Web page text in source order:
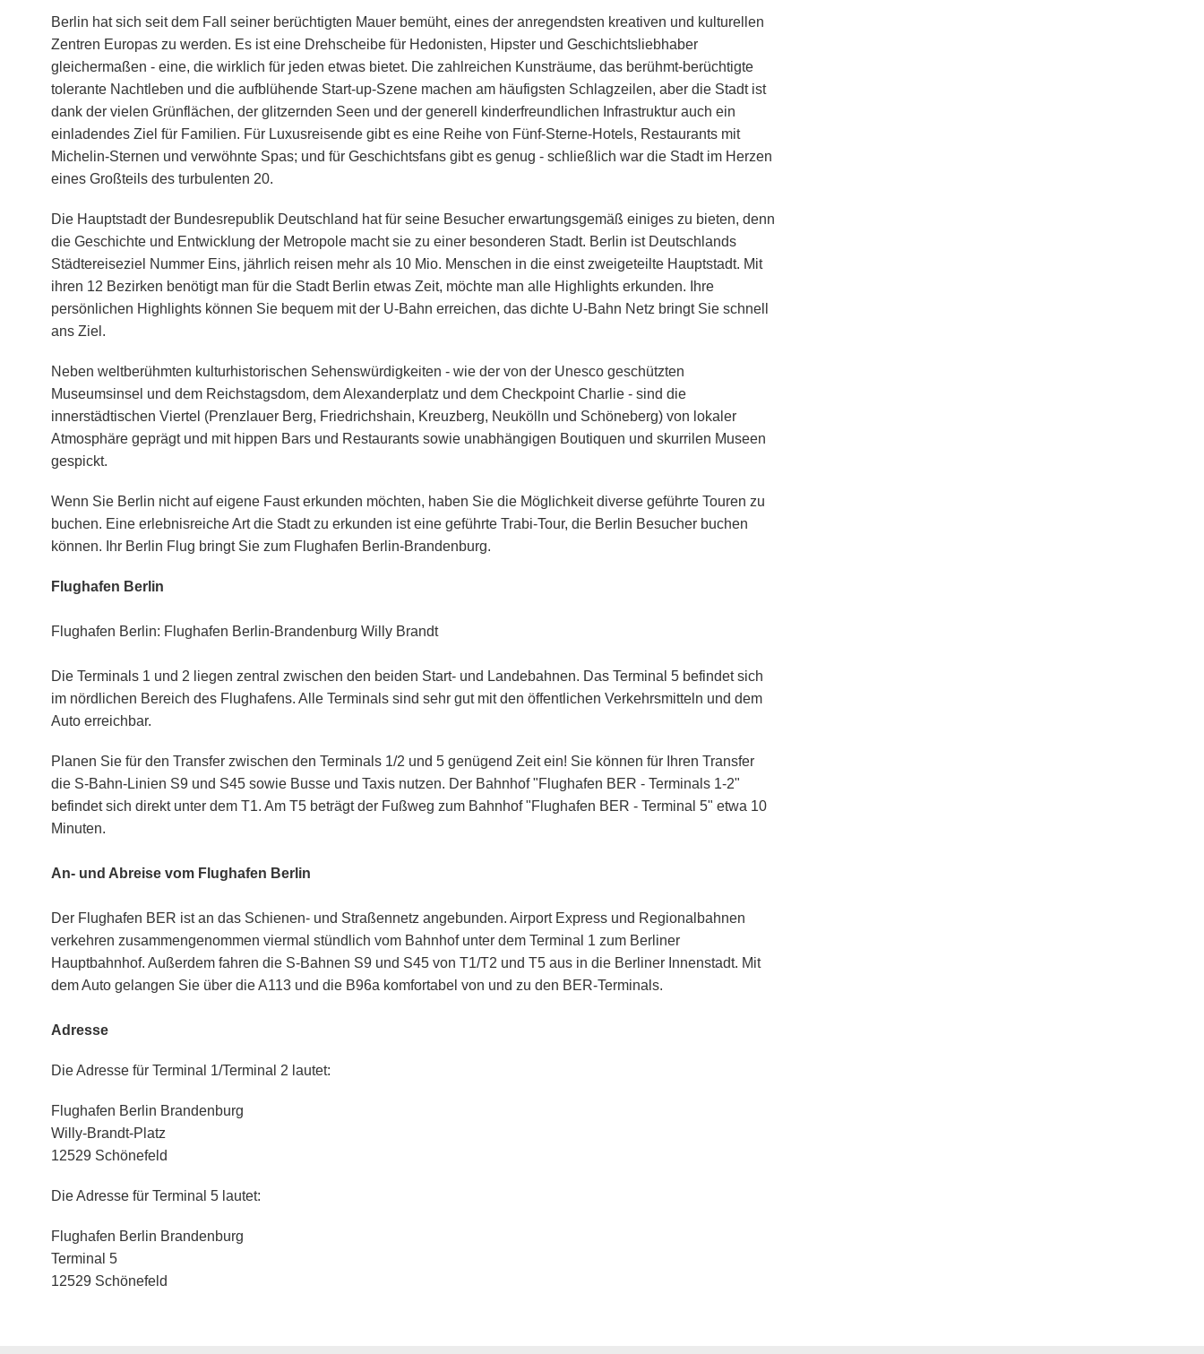
Berlin hat sich seit dem Fall seiner berüchtigten Mauer bemüht, eines der anregendsten kreativen und kulturellen
Zentren Europas zu werden. Es ist eine Drehscheibe für Hedonisten, Hipster und Geschichtsliebhaber
gleichermaßen - eine, die wirklich für jeden etwas bietet. Die zahlreichen Kunsträume, das berühmt-berüchtigte
tolerante Nachtleben und die aufblühende Start-up-Szene machen am häufigsten Schlagzeilen, aber die Stadt ist
dank der vielen Grünflächen, der glitzernden Seen und der generell kinderfreundlichen Infrastruktur auch ein
einladendes Ziel für Familien. Für Luxusreisende gibt es eine Reihe von Fünf-Sterne-Hotels, Restaurants mit
Michelin-Sternen und verwöhnte Spas; und für Geschichtsfans gibt es genug - schließlich war die Stadt im Herzen
eines Großteils des turbulenten 20.
Die Hauptstadt der Bundesrepublik Deutschland hat für seine Besucher erwartungsgemäß einiges zu bieten, denn
die Geschichte und Entwicklung der Metropole macht sie zu einer besonderen Stadt. Berlin ist Deutschlands
Städtereiseziel Nummer Eins, jährlich reisen mehr als 10 Mio. Menschen in die einst zweigeteilte Hauptstadt. Mit
ihren 12 Bezirken benötigt man für die Stadt Berlin etwas Zeit, möchte man alle Highlights erkunden. Ihre
persönlichen Highlights können Sie bequem mit der U-Bahn erreichen, das dichte U-Bahn Netz bringt Sie schnell
ans Ziel.
Neben weltberühmten kulturhistorischen Sehenswürdigkeiten - wie der von der Unesco geschützten
Museumsinsel und dem Reichstagsdom, dem Alexanderplatz und dem Checkpoint Charlie - sind die
innerstädtischen Viertel (Prenzlauer Berg, Friedrichshain, Kreuzberg, Neukölln und Schöneberg) von lokaler
Atmosphäre geprägt und mit hippen Bars und Restaurants sowie unabhängigen Boutiquen und skurrilen Museen
gespickt.
Wenn Sie Berlin nicht auf eigene Faust erkunden möchten, haben Sie die Möglichkeit diverse geführte Touren zu
buchen. Eine erlebnisreiche Art die Stadt zu erkunden ist eine geführte Trabi-Tour, die Berlin Besucher buchen
können. Ihr Berlin Flug bringt Sie zum Flughafen Berlin-Brandenburg.
Flughafen Berlin
Flughafen Berlin: Flughafen Berlin-Brandenburg Willy Brandt
Die Terminals 1 und 2 liegen zentral zwischen den beiden Start- und Landebahnen. Das Terminal 5 befindet sich
im nördlichen Bereich des Flughafens. Alle Terminals sind sehr gut mit den öffentlichen Verkehrsmitteln und dem
Auto erreichbar.
Planen Sie für den Transfer zwischen den Terminals 1/2 und 5 genügend Zeit ein! Sie können für Ihren Transfer
die S-Bahn-Linien S9 und S45 sowie Busse und Taxis nutzen. Der Bahnhof "Flughafen BER - Terminals 1-2"
befindet sich direkt unter dem T1. Am T5 beträgt der Fußweg zum Bahnhof "Flughafen BER - Terminal 5" etwa 10
Minuten.
An- und Abreise vom Flughafen Berlin
Der Flughafen BER ist an das Schienen- und Straßennetz angebunden. Airport Express und Regionalbahnen
verkehren zusammengenommen viermal stündlich vom Bahnhof unter dem Terminal 1 zum Berliner
Hauptbahnhof. Außerdem fahren die S-Bahnen S9 und S45 von T1/T2 und T5 aus in die Berliner Innenstadt. Mit
dem Auto gelangen Sie über die A113 und die B96a komfortabel von und zu den BER-Terminals.
Adresse
Die Adresse für Terminal 1/Terminal 2 lautet:
Flughafen Berlin Brandenburg
Willy-Brandt-Platz
12529 Schönefeld
Die Adresse für Terminal 5 lautet:
Flughafen Berlin Brandenburg
Terminal 5
12529 Schönefeld